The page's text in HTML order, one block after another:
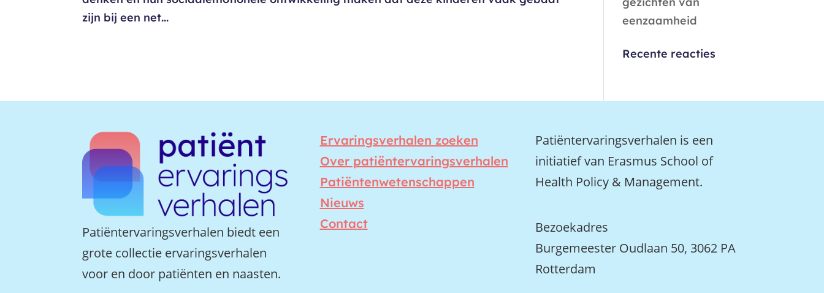
zijn bij een net...
eenzaamheid
Recente reacties
Patiëntervaringsverhalen biedt een
grote collectie ervaringsverhalen
voor en door patiënten en naasten.
Ervaringsverhalen zoeken
Over patiëntervaringsverhalen
Patiëntenwetenschappen
Nieuws
Contact
Patiëntervaringsverhalen is een
initiatief van Erasmus School of
Health Policy & Management.
Bezoekadres
Burgemeester Oudlaan 50, 3062 PA
Rotterdam